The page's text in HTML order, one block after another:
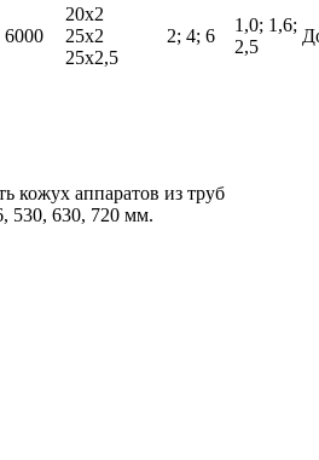
6000
20х2
25х2
25х2,5
2; 4; 6
1,0; 1,6;
2,5
кожух аппаратов из труб
530, 630, 720 мм.